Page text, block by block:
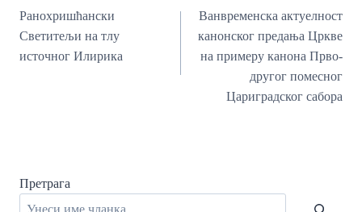
Ранохришћански
Светитељи на тлу
источног Илирика
Ванвременска актуелност
канонског предања Цркве
на примеру канона Прво-
другог помесног
Цариградског сабора
Претрага